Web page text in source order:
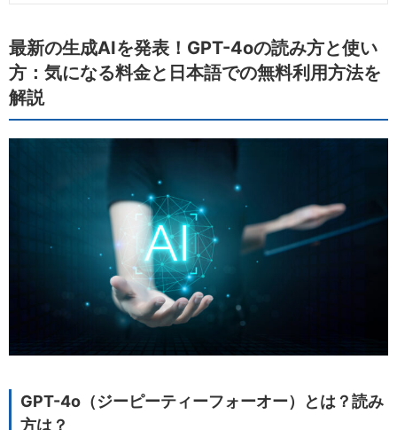
最新の生成AIを発表！GPT-4oの読み方と使い
方：気になる料金と日本語での無料利用方法を
解説
GPT-4o（ジーピーティーフォーオー）とは？読み
方は？